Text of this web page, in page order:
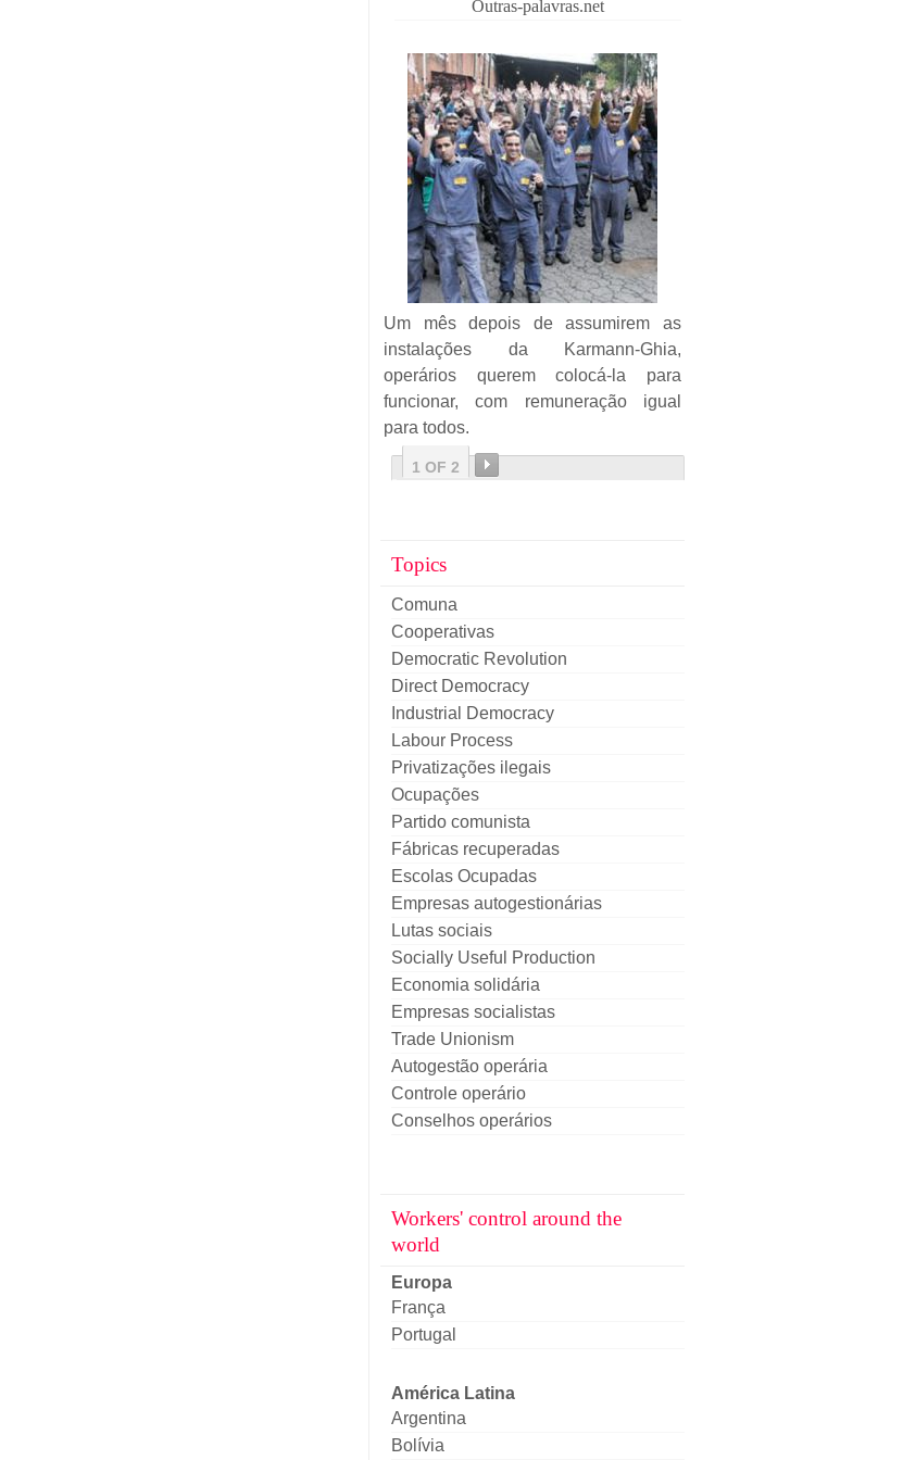
Outras-palavras.net
Um mês depois de assumirem as
instalações da Karmann-Ghia,
operários querem colocá-la para
funcionar, com remuneração igual
para todos.
1 OF 2
Topics
Comuna
Cooperativas
Democratic Revolution
Direct Democracy
Industrial Democracy
Labour Process
Privatizações ilegais
Ocupações
Partido comunista
Fábricas recuperadas
Escolas Ocupadas
Empresas autogestionárias
Lutas sociais
Socially Useful Production
Economia solidária
Empresas socialistas
Trade Unionism
Autogestão operária
Controle operário
Conselhos operários
Workers' control around the
world
Europa
França
Portugal
América Latina
Argentina
Bolívia